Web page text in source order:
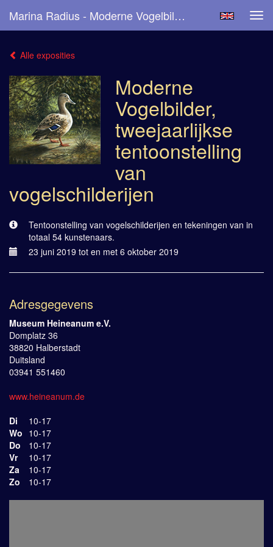
Marina Radius - Moderne Vogelbilder, Tweejaarlijkse Tentoonstelling Van Vogelschilderijen
Alle exposities
Moderne
Vogelbilder,
tweejaarlijkse
tentoonstelling
van
vogelschilderijen
Tentoonstelling van vogelschilderijen en tekeningen van in
totaal 54 kunstenaars.
23 juni 2019 tot en met 6 oktober 2019
Adresgegevens
Museum Heineanum e.V.
Domplatz 36
38820 Halberstadt
Duitsland
03941 551460
www.heineanum.de
Di
10-17
Wo 10-17
Do
10-17
Vr
10-17
Za
10-17
Zo
10-17